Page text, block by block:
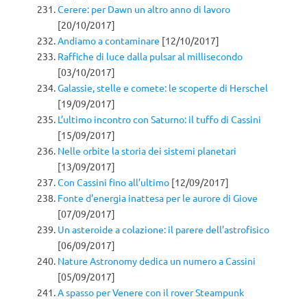
Cerere: per Dawn un altro anno di lavoro
[20/10/2017]
Andiamo a contaminare [12/10/2017]
Raffiche di luce dalla pulsar al millisecondo
[03/10/2017]
Galassie, stelle e comete: le scoperte di Herschel
[19/09/2017]
L’ultimo incontro con Saturno: il tuffo di Cassini
[15/09/2017]
Nelle orbite la storia dei sistemi planetari
[13/09/2017]
Con Cassini fino all’ultimo [12/09/2017]
Fonte d’energia inattesa per le aurore di Giove
[07/09/2017]
Un asteroide a colazione: il parere dell’astrofisico
[06/09/2017]
Nature Astronomy dedica un numero a Cassini
[05/09/2017]
A spasso per Venere con il rover Steampunk